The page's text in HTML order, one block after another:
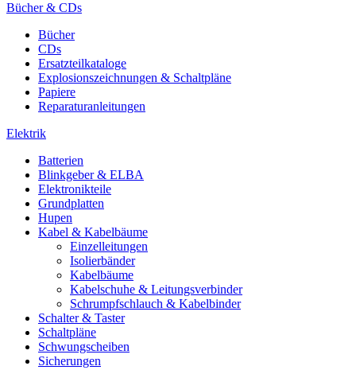
Bücher & CDs
Bücher
CDs
Ersatzteilkataloge
Explosionszeichnungen & Schaltpläne
Papiere
Reparaturanleitungen
Elektrik
Batterien
Blinkgeber & ELBA
Elektronikteile
Grundplatten
Hupen
Kabel & Kabelbäume
Einzelleitungen
Isolierbänder
Kabelbäume
Kabelschuhe & Leitungsverbinder
Schrumpfschlauch & Kabelbinder
Schalter & Taster
Schaltpläne
Schwungscheiben
Sicherungen